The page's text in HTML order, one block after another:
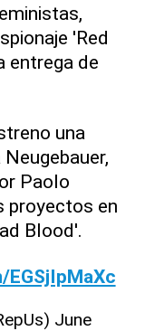
'Red
entrega de
una
Paolo
proyectos en
Blood'.
June